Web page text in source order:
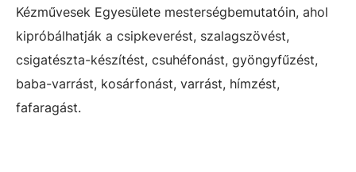
Kézművesek Egyesülete mesterségbemutatóin, ahol
kipróbálhatják a csipkeverést, szalagszövést,
csigatészta-készítést, csuhéfonást, gyöngyfűzést,
baba-varrást, kosárfonást, varrást, hímzést,
fafaragást.